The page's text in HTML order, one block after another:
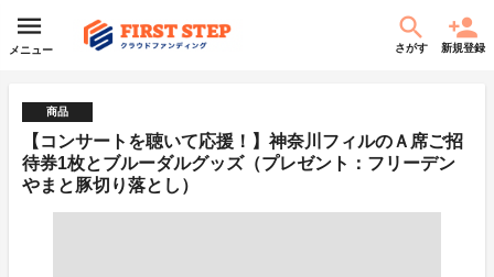
メニュー さがす 新規登録
商品
【コンサートを聴いて応援！】神奈川フィルのＡ席ご招
待券1枚とブルーダルグッズ（プレゼント：フリーデン
やまと豚切り落とし）